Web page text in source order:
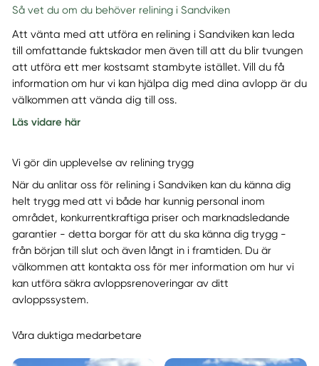
Så vet du om du behöver relining i Sandviken
Att vänta med att utföra en relining i Sandviken kan leda
till omfattande fuktskador men även till att du blir tvungen
att utföra ett mer kostsamt stambyte istället. Vill du få
information om hur vi kan hjälpa dig med dina avlopp är du
välkommen att vända dig till oss.
Läs vidare här
Vi gör din upplevelse av relining trygg
När du anlitar oss för relining i Sandviken kan du känna dig
helt trygg med att vi både har kunnig personal inom
området, konkurrentkraftiga priser och marknadsledande
garantier - detta borgar för att du ska känna dig trygg -
från början till slut och även långt in i framtiden. Du är
välkommen att kontakta oss för mer information om hur vi
kan utföra säkra avloppsrenoveringar av ditt
avloppssystem.
Våra duktiga medarbetare